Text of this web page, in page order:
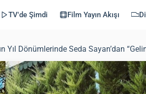
TV'de Şimdi Film Yayın Akışı
Yıl Dönümlerinde Seda Sayan’dan